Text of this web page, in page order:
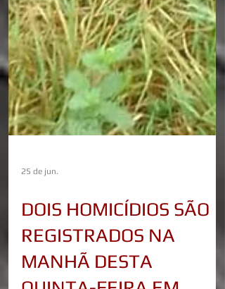
DOIS HOMICÍDIOS SÃO
REGISTRADOS NA
MANHÃ DESTA